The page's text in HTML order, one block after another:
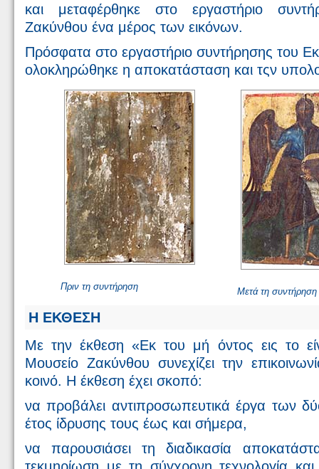
και μεταφέρθηκε στο εργαστήριο
Ζακύνθου ένα μέρος των εικόνων.
Πρόσφατα στο εργαστήριο συντήρησης του
ολοκληρώθηκε η αποκατάσταση και τςν
Πριν τη συντήρηση Μετά τη συντήρηση
H ΕΚΘΕΣΗ
Με την έκθεση «Εκ του μή όντος εις το
Μουσείο Ζακύνθου συνεχίζει την
κοινό. Η έκθεση έχει σκοπό:
να προβάλει αντιπροσωπευτικά έργα των
έτος ίδρυσης τους έως και σήμερα,
να παρουσιάσει τη διαδικασία